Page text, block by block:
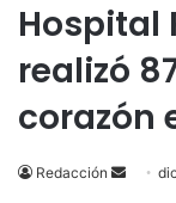
Hospital
realizó
corazón
Redacción
Send